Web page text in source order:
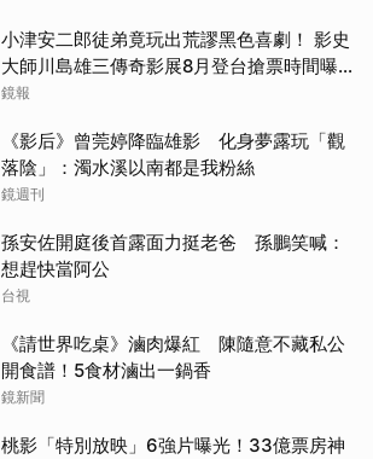
小津安二郎徒弟竟玩出荒謬黑色喜劇！ 影史
大師川島雄三傳奇影展8月登台搶票時間曝
光
鏡報
《影后》曾莞婷降臨雄影 化身夢露玩「觀
落陰」：濁水溪以南都是我粉絲
鏡週刊
孫安佐開庭後首露面力挺老爸 孫鵬笑喊：
想趕快當阿公
台視
《請世界吃桌》滷肉爆紅 陳隨意不藏私公
開食譜！5食材滷出一鍋香
鏡新聞
桃影「特別放映」6強片曝光！33億票房神